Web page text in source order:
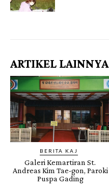
Gendis.ID
ARTIKEL LAINNYA
BERITA KAJ
Galeri Kemartiran St.
Andreas Kim Tae-gon, Paroki
Puspa Gading